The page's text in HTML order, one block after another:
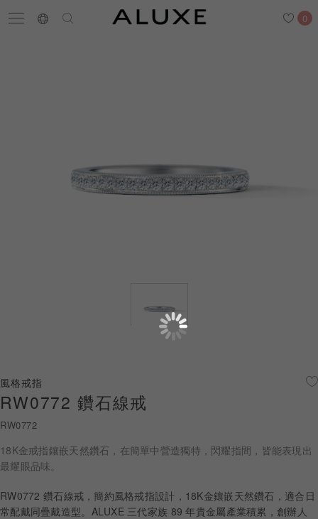
0
最新消息 門市一覽 預約來店
黃金金飾
關於ALUXE
嚴選鑽石
最新消息
風格戒指
RW0772 鑽石線戒
RW0772
18K金戒指鑲嵌天然鑽石，在簡單中營造獨特，閃耀指間，皆能表現出
最耀眼品味。
RW0772 鑽石線戒，簡約風格戒指設計，18K金鑲嵌天然鑽石，適合日
常配戴同疊戴造型。ALUXE 三代家族 89 年貴金屬產業積累，創辦人